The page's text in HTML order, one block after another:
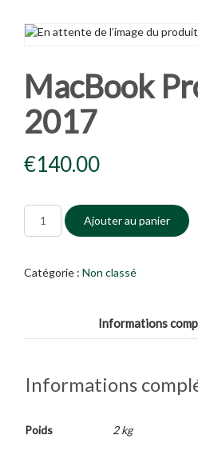
MacBook
2017
€140.00
Ajouter au panier
Catégorie : Non classé
Informations
Informations
Poids 2 kg